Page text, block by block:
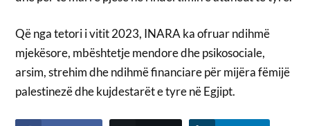
Që nga tetori i vitit 2023, INARA ka ofruar ndihmë
mjekësore, mbështetje mendore dhe psikosociale,
arsim, strehim dhe ndihmë financiare për mijëra fëmijë
palestinezë dhe kujdestarët e tyre në Egjipt.